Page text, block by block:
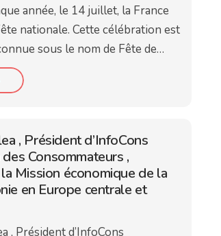
année, le 14 juillet, la France
nationale. Cette célébration est
sous le nom de Fête de…
, Président d’InfoCons
Consommateurs ,
Mission économique de la
en Europe centrale et
, Président d’InfoCons